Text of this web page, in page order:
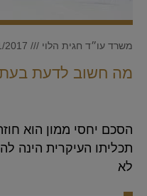
מה חשוב לדעת
משרד עו״ד חגית הלוי
הסכם יחסי ממון הוא
תכליתו העיקרית הינה
לא